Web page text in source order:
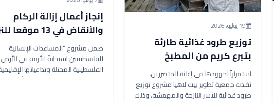
19 يوليو، 2026
توزيع طرود غذائية طارئة
بتبرع كريم من المطبخ
المركزي العالمي
استمراراً لجهودها في إغاثة المتضررين،
نفذت جمعية تطوير بيت لاهيا مشروع توزيع
طرود غذائية للأسر النازحة والمهمشة، وذلك
إنجاز أعمال إزالة الركام
والأنقاض في 13
بالشراكة مع (IOM)
ضمن مشروع “المساعدات الإنسانية
للفلسطينيين استجابةً للأزمة في الأرض
الفلسطينية المحتلة وتداعياتها
نفذت جمعية تطوير بيت لاهيا أعمال